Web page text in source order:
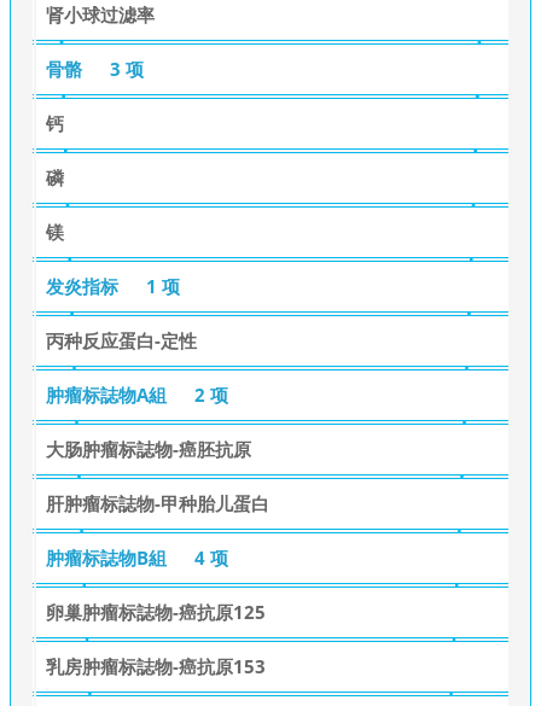
肾小球过滤率
骨骼 3 项
钙
磷
镁
发炎指标 1 项
丙种反应蛋白-定性
肿瘤标誌物A組 2 项
大肠肿瘤标誌物-癌胚抗原
肝肿瘤标誌物-甲种胎儿蛋白
肿瘤标誌物B組 4 项
卵巢肿瘤标誌物-癌抗原125
乳房肿瘤标誌物-癌抗原153